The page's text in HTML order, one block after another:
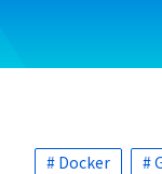
# Docker #